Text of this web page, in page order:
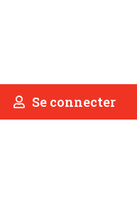
Se connecter